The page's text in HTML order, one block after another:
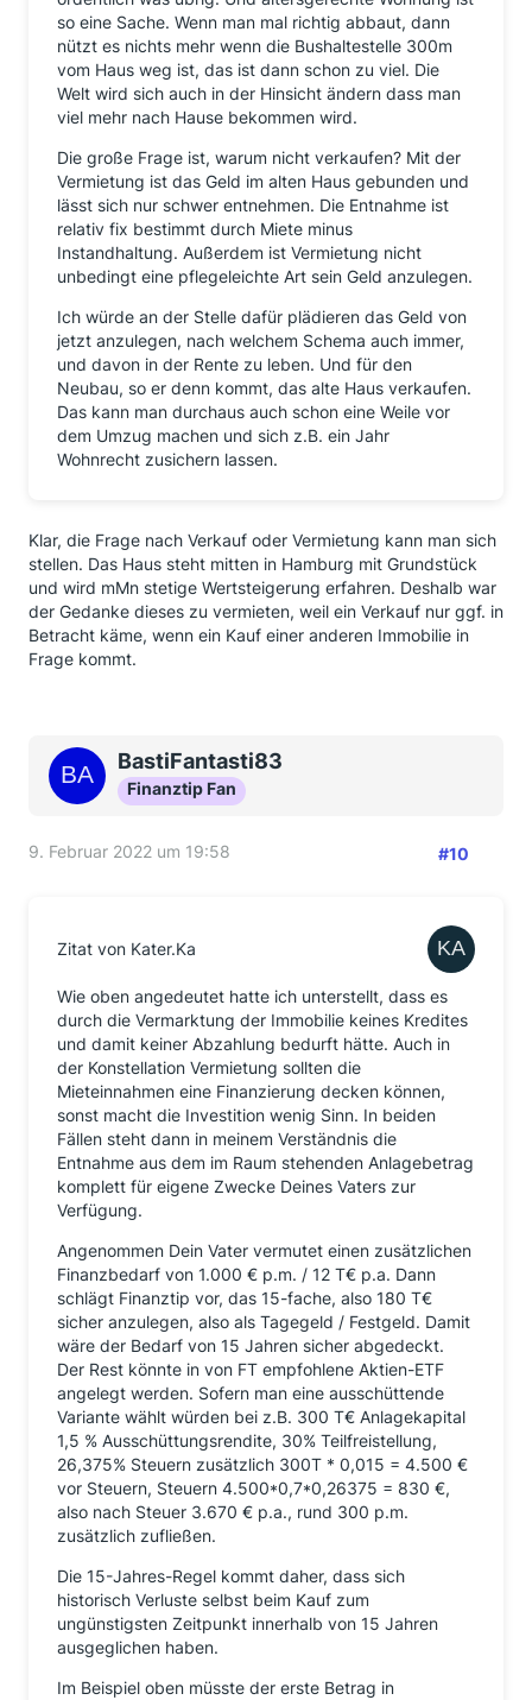
so eine Sache. Wenn man mal richtig abbaut, dann
nützt es nichts mehr wenn die Bushaltestelle 300m
vom Haus weg ist, das ist dann schon zu viel. Die
Welt wird sich auch in der Hinsicht ändern dass man
viel mehr nach Hause bekommen wird.
Die große Frage ist, warum nicht verkaufen? Mit der
Vermietung ist das Geld im alten Haus gebunden und
lässt sich nur schwer entnehmen. Die Entnahme ist
relativ fix bestimmt durch Miete minus
Instandhaltung. Außerdem ist Vermietung nicht
unbedingt eine pflegeleichte Art sein Geld anzulegen.
Ich würde an der Stelle dafür plädieren das Geld von
jetzt anzulegen, nach welchem Schema auch immer,
und davon in der Rente zu leben. Und für den
Neubau, so er denn kommt, das alte Haus verkaufen.
Das kann man durchaus auch schon eine Weile vor
dem Umzug machen und sich z.B. ein Jahr
Wohnrecht zusichern lassen.
Klar, die Frage nach Verkauf oder Vermietung kann man sich
stellen. Das Haus steht mitten in Hamburg mit Grundstück
und wird mMn stetige Wertsteigerung erfahren. Deshalb war
der Gedanke dieses zu vermieten, weil ein Verkauf nur ggf. in
Betracht käme, wenn ein Kauf einer anderen Immobilie in
Frage kommt.
BastiFantasti83
Finanztip Fan
9. Februar 2022 um 19:58 #10
Zitat von Kater.Ka
Wie oben angedeutet hatte ich unterstellt, dass es
durch die Vermarktung der Immobilie keines Kredites
und damit keiner Abzahlung bedurft hätte. Auch in
der Konstellation Vermietung sollten die
Mieteinnahmen eine Finanzierung decken können,
sonst macht die Investition wenig Sinn. In beiden
Fällen steht dann in meinem Verständnis die
Entnahme aus dem im Raum stehenden Anlagebetrag
komplett für eigene Zwecke Deines Vaters zur
Verfügung.
Angenommen Dein Vater vermutet einen zusätzlichen
Finanzbedarf von 1.000 € p.m. / 12 T€ p.a. Dann
schlägt Finanztip vor, das 15-fache, also 180 T€
sicher anzulegen, also als Tagegeld / Festgeld. Damit
wäre der Bedarf von 15 Jahren sicher abgedeckt.
Der Rest könnte in von FT empfohlene Aktien-ETF
angelegt werden. Sofern man eine ausschüttende
Variante wählt würden bei z.B. 300 T€ Anlagekapital
1,5 % Ausschüttungsrendite, 30% Teilfreistellung,
26,375% Steuern zusätzlich 300T * 0,015 = 4.500 €
vor Steuern, Steuern 4.500*0,7*0,26375 = 830 €,
also nach Steuer 3.670 € p.a., rund 300 p.m.
zusätzlich zufließen.
Die 15-Jahres-Regel kommt daher, dass sich
historisch Verluste selbst beim Kauf zum
ungünstigsten Zeitpunkt innerhalb von 15 Jahren
ausgeglichen haben.
Im Beispiel oben müsste der erste Betrag in